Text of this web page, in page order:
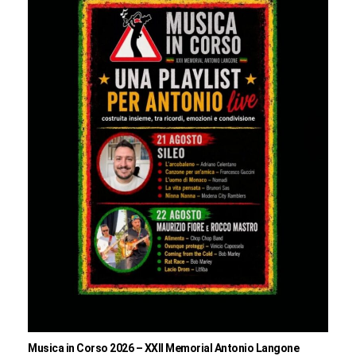
Musica in Corso 2026 – XXII Memorial Antonio Langone